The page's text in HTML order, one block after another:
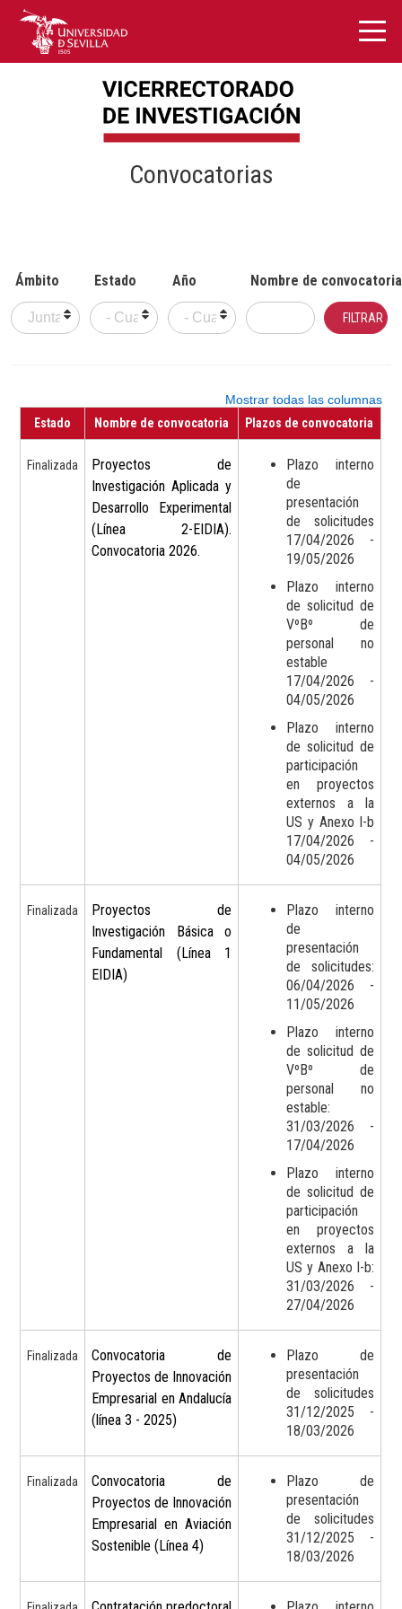
Convocatorias
Ámbito Estado Año Nombre de convocatoria
Mostrar todas las columnas
Estado
Nombre de convocatoria Plazos de convocatoria
Finalizada
Proyectos de
Investigación Aplicada y
Desarrollo Experimental
(Línea 2-EIDIA).
Convocatoria 2026.
Plazo interno
de
presentación
de solicitudes
17/04/2026 -
19/05/2026
Plazo interno
de solicitud de
VºBº de
personal no
estable
17/04/2026 -
04/05/2026
Plazo interno
de solicitud de
participación
en proyectos
externos a la
US y Anexo I-b
17/04/2026 -
04/05/2026
Finalizada
Proyectos de
Investigación Básica o
Fundamental (Línea 1
EIDIA)
Plazo interno
de
presentación
de solicitudes:
06/04/2026 -
11/05/2026
Plazo interno
de solicitud de
VºBº de
personal no
estable:
31/03/2026 -
17/04/2026
Plazo interno
de solicitud de
participación
en proyectos
externos a la
US y Anexo I-b:
31/03/2026 -
27/04/2026
Finalizada
Convocatoria de
Proyectos de Innovación
Empresarial en Andalucía
(línea 3 - 2025)
Plazo de
presentación
de solicitudes
31/12/2025 -
18/03/2026
Finalizada
Convocatoria de
Proyectos de Innovación
Empresarial en Aviación
Sostenible (Línea 4)
Plazo de
presentación
de solicitudes
31/12/2025 -
18/03/2026